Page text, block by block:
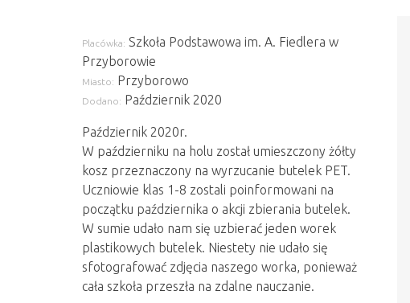
Placówka: Szkoła Podstawowa im. A. Fiedlera w
Przyborowie
Miasto: Przyborowo
Dodano: Październik 2020
Październik 2020r.
W październiku na holu został umieszczony żółty
kosz przeznaczony na wyrzucanie butelek PET.
Uczniowie klas 1-8 zostali poinformowani na
początku października o akcji zbierania butelek.
W sumie udało nam się uzbierać jeden worek
plastikowych butelek. Niestety nie udało się
sfotografować zdjęcia naszego worka, ponieważ
cała szkoła przeszła na zdalne nauczanie.